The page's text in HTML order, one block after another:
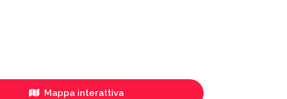
Mappa interattiva